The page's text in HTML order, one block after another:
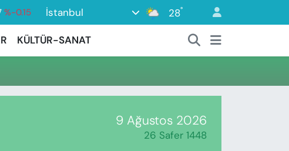
%-0.15
%0.18
%0.32
%0
İstanbul 28°
KÜLTÜR-SANAT
9 Ağustos 2026
26 Safer 1448